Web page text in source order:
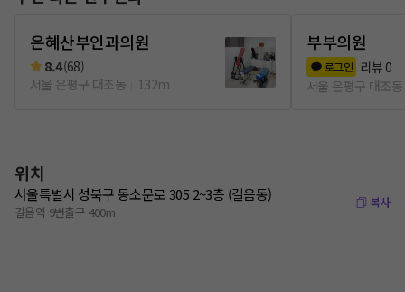
은혜산부인과의원
8.4(68)
서울 은평구 대조동
132m
부부의원
로그인 리뷰 0
서울 은평구 대조동
위치
서울특별시 성북구 동소문로 305 2~3층 (길음동)
길음역 9번출구 400m
복사